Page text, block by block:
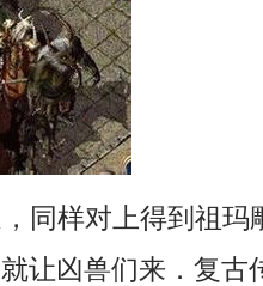
同样对上得到祖玛
让凶兽们来．复古